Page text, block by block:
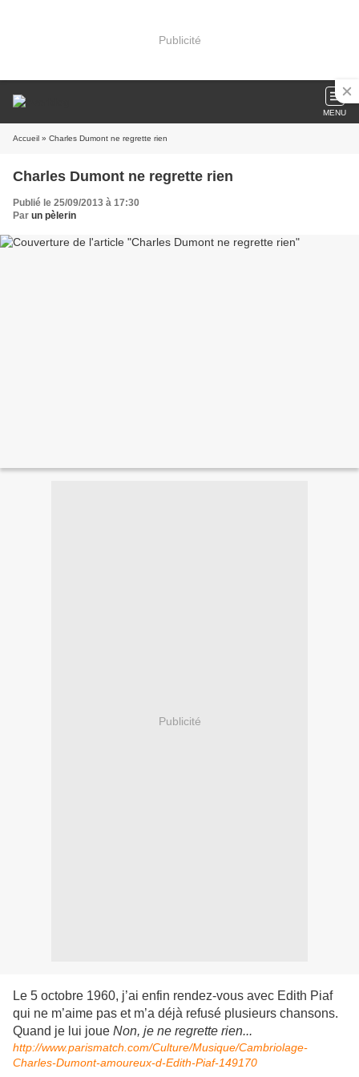
Publicité
MENU
Accueil » Charles Dumont ne regrette rien
Charles Dumont ne regrette rien
Publié le 25/09/2013 à 17:30
Par un pèlerin
Publicité
Le 5 octobre 1960, j’ai enfin rendez-vous avec Edith Piaf
qui ne m’aime pas et m’a déjà refusé plusieurs chansons.
Quand je lui joue Non, je ne regrette rien...
http://www.parismatch.com/Culture/Musique/Cambriolage-
Charles-Dumont-amoureux-d-Edith-Piaf-149170